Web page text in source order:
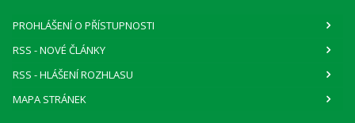
PROHLÁŠENÍ O PŘÍSTUPNOSTI
RSS - NOVÉ ČLÁNKY
RSS - HLÁŠENÍ ROZHLASU
MAPA STRÁNEK